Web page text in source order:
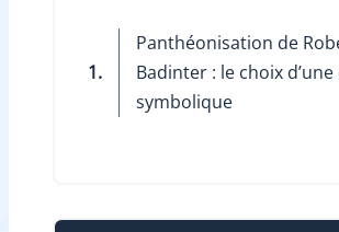
1.
Panthéonisation de
Badinter : le choix
symbolique